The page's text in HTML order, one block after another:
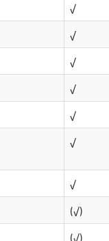
√
√
√
√
√
√
√
(√)
(√)